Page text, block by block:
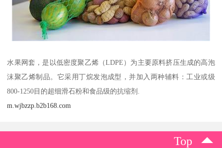
水果网套，是以低密度聚乙烯（LDPE）为主要原料挤压生成的高泡
沫聚乙烯制品。它采用丁烷发泡成型，并加入两种辅料：工业或级
800-1250目的超细滑石粉和食品级的抗缩剂.
m.wjbzzp.b2b168.com
Top